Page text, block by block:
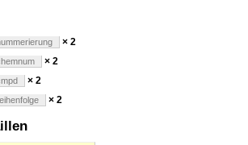
× 2
× 2
× 2
× 2